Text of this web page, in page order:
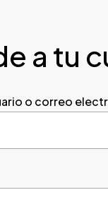
a tu
o correo